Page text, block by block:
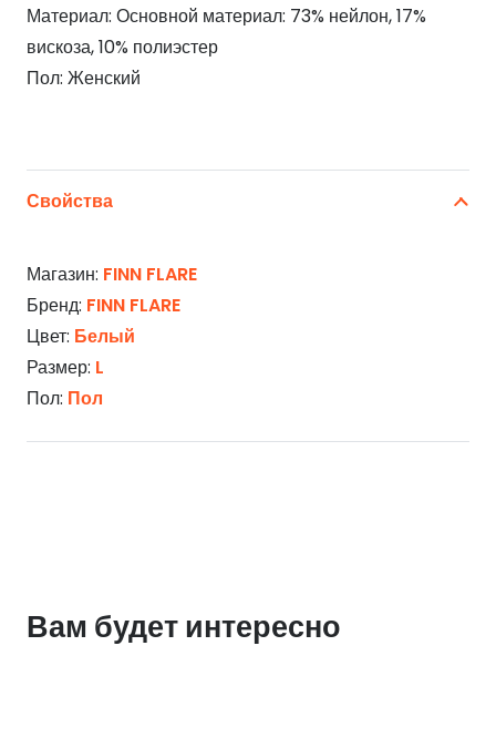
Материал: Основной материал: 73% нейлон, 17%
вискоза, 10% полиэстер
Пол: Женский
Свойства
Магазин: FINN FLARE
Бренд: FINN FLARE
Цвет: Белый
Размер: L
Пол: Пол
Вам будет интересно